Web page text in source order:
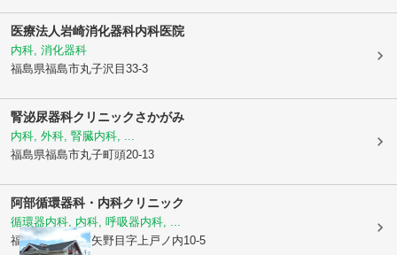
医療法人岩崎消化器科内科医院
内科, 消化器科
福島県福島市丸子沢目33-3
腎泌尿器科クリニックさかがみ
内科, 外科, 腎臓内科, ...
福島県福島市丸子町頭20-13
阿部循環器科・内科クリニック
循環器内科, 内科, 呼吸器内科, ...
福島県福島市南矢野目字上戸ノ内10-5